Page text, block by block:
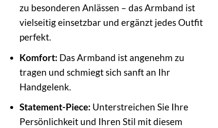
zu besonderen Anlässen – das Armband ist
vielseitig einsetzbar und ergänzt jedes Outfit
perfekt.
Komfort: Das Armband ist angenehm zu
tragen und schmiegt sich sanft an Ihr
Handgelenk.
Statement-Piece: Unterstreichen Sie Ihre
Persönlichkeit und Ihren Stil mit diesem